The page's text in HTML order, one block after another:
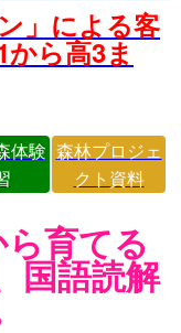
」による客
から高3ま
体験 森林プロジェ
クト資料
育てる
国語読解